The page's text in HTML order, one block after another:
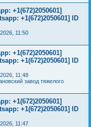
+1(672)2050601]
+1(672)2050601] ID
11:50
+1(672)2050601]
+1(672)2050601] ID
11:48
завод тяжелого
+1(672)2050601]
+1(672)2050601] ID
11:47